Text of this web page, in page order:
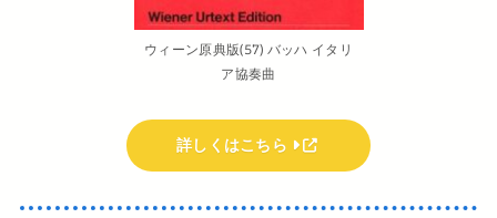
ウィーン原典版(57) バッハ イタリ
ア協奏曲
詳しくはこちら